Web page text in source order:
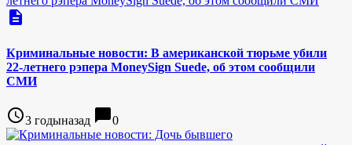
description
Криминальные новости: В американской тюрьме убили
22-летнего рэпера MoneySign Suede, об этом сообщили
СМИ
access_time3 годыназад chat_bubble0